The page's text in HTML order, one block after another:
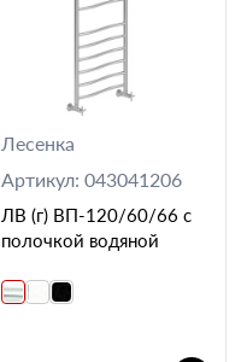
Лесенка
Артикул: 043041206
ЛВ (г) ВП-120/60/66 с
полочкой водяной